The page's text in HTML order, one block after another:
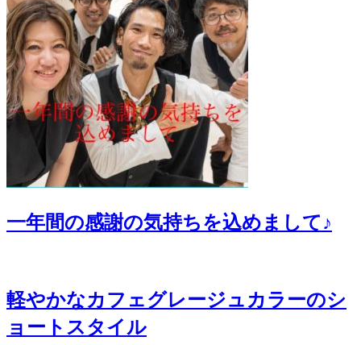
一年間の感謝の気持ちを込めまして♪
軽やかなカフェグレージュカラーのシ
ョートスタイル